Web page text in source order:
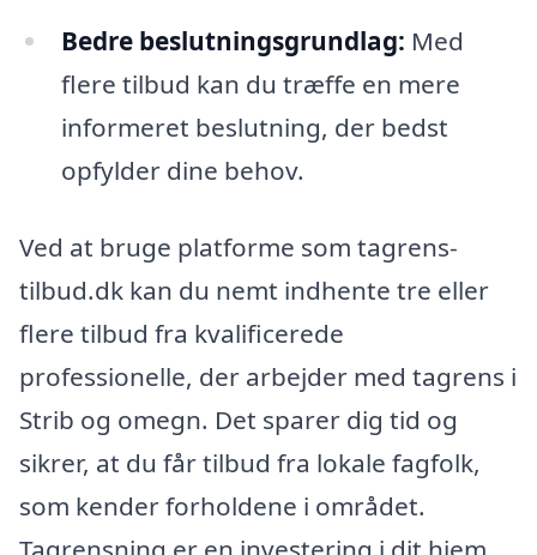
Bedre beslutningsgrundlag: Med
flere tilbud kan du træffe en mere
informeret beslutning, der bedst
opfylder dine behov.
Ved at bruge platforme som tagrens-
tilbud.dk kan du nemt indhente tre eller
flere tilbud fra kvalificerede
professionelle, der arbejder med tagrens i
Strib og omegn. Det sparer dig tid og
sikrer, at du får tilbud fra lokale fagfolk,
som kender forholdene i området.